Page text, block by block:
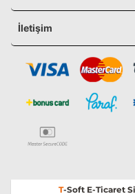
İletişim
T-Soft E-Ticaret